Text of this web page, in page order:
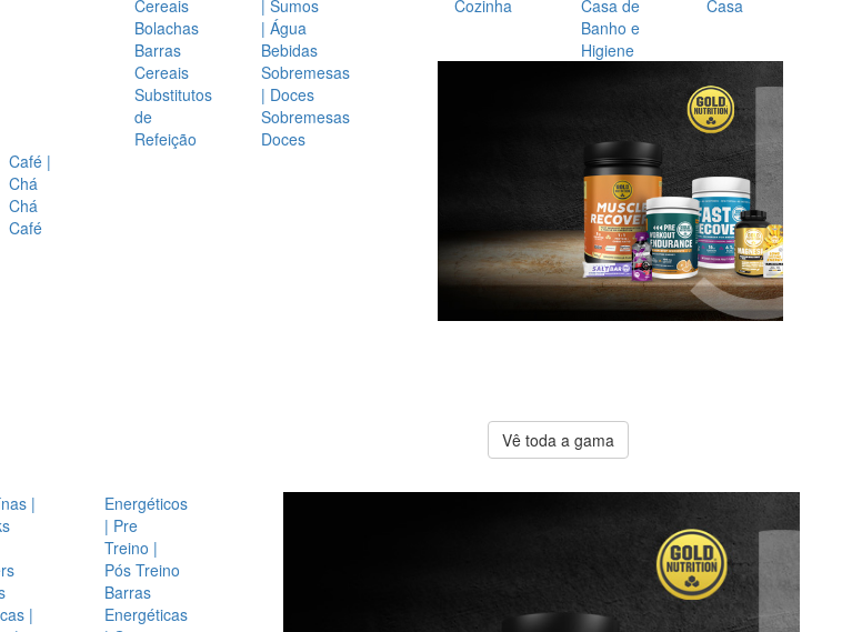
Cereais
Bolachas
Barras
Cereais
Substitutos
de
Refeição
| Sumos
| Água
Bebidas
Sobremesas
| Doces
Sobremesas
Doces
Café |
Chá
Chá
Café
Cozinha
Casa de
Banho e
Higiene
Casa
Vê toda a gama
|
|
Energéticos
| Pre
Treino |
Pós Treino
Barras
Energéticas